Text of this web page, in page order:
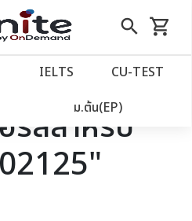
close
search
Skip
to
shopping_cart
รถเข็น
IELTS CU‑TEST
ม.ต้น(EP)
สสำหรับ